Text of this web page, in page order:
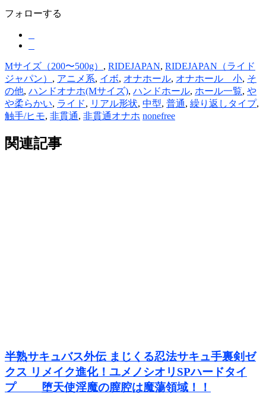
フォローする
Mサイズ（200〜500g） , RIDEJAPAN, RIDEJAPAN（ライド
ジャパン） , アニメ系, イボ, オナホール, オナホール 小, そ
の他, ハンドオナホ(Mサイズ), ハンドホール, ホール一覧, や
や柔らかい, ライド, リアル形状, 中型, 普通, 繰り返しタイプ,
触手/ヒモ, 非貫通, 非貫通オナホ nonefree
関連記事
半熟サキュバス外伝 まじくる忍法サキュ手裏剣ゼ
クス リメイク進化！ユメノシオリSPハードタイ
プ 堕天使淫魔の膣腔は魔蕩領域！！